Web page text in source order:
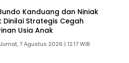
Kanduang dan Niniak
Dinilai Strategis Cegah
Usia Anak
Jumat, 7 Agustus 2026 | 12:17 WIB